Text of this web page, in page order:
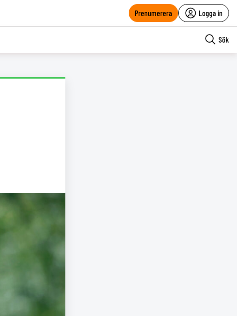
Prenumerera Logga in
Sök